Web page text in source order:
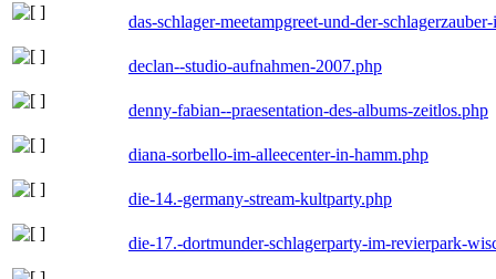
das-schlager-meetampgreet-und-der-
declan--studio-aufnahmen-2007.php
denny-fabian--praesentation-des-albums-zeitlos.php
diana-sorbello-im-alleecenter-in-hamm.php
die-14.-germany-stream-kultparty.php
die-17.-dortmunder-schlagerparty-im-revierpark-